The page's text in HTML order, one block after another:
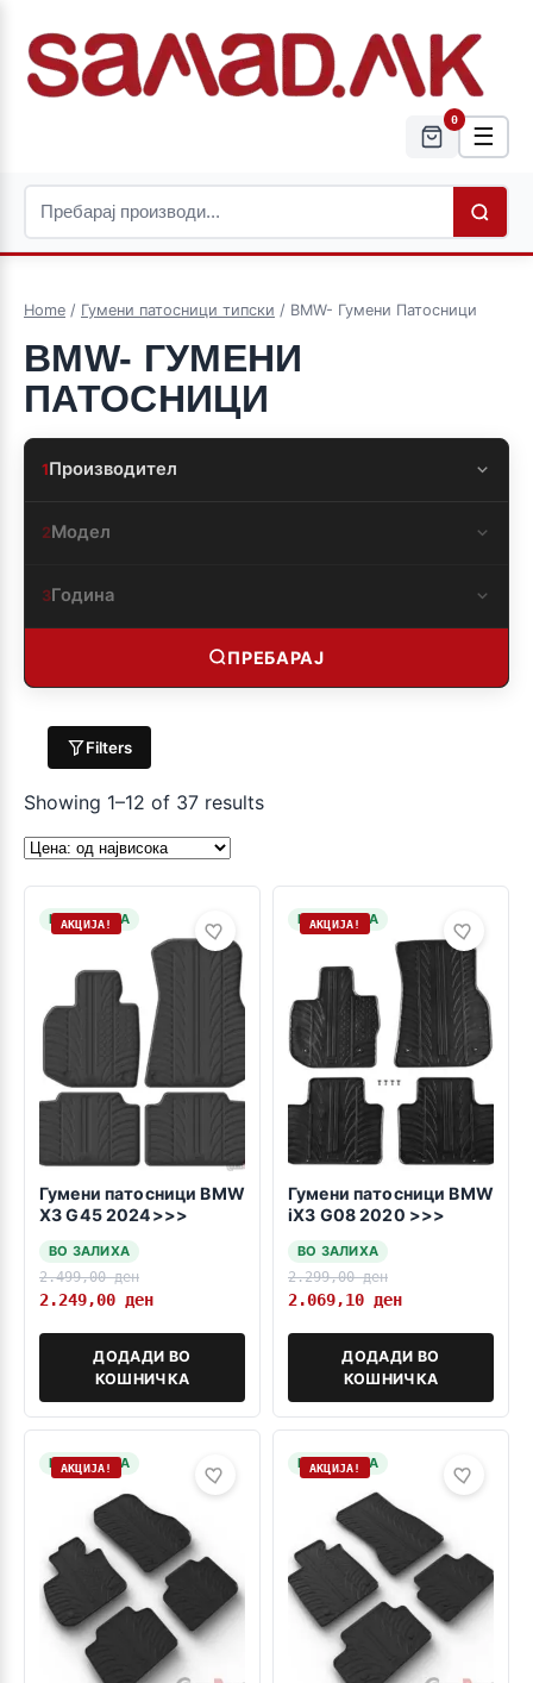
0
☰
Home / Гумени патосници типски / BMW- Гумени Патосници
BMW- ГУМЕНИ
ПАТОСНИЦИ
1Производител
2Модел
3Година
ПРЕБАРАЈ
Filters
Showing 1–12 of 37 results
НА ЗАЛИХА
АКЦИЈА!
Гумени патосници BMW
X3 G45 2024>>>
ВО ЗАЛИХА
2.499,00ден
2.249,00 ден
ДОДАДИ ВО
КОШНИЧКА
НА ЗАЛИХА
АКЦИЈА!
Гумени патосници BMW
iX3 G08 2020 >>>
ВО ЗАЛИХА
2.299,00ден
2.069,10 ден
ДОДАДИ ВО
КОШНИЧКА
НА ЗАЛИХА
АКЦИЈА! НА ЗАЛИХА
АКЦИЈА!